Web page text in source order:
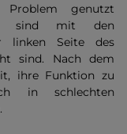
Problem genutzt
sind mit den
linken Seite des
sind. Nach dem
ihre Funktion zu
in schlechten